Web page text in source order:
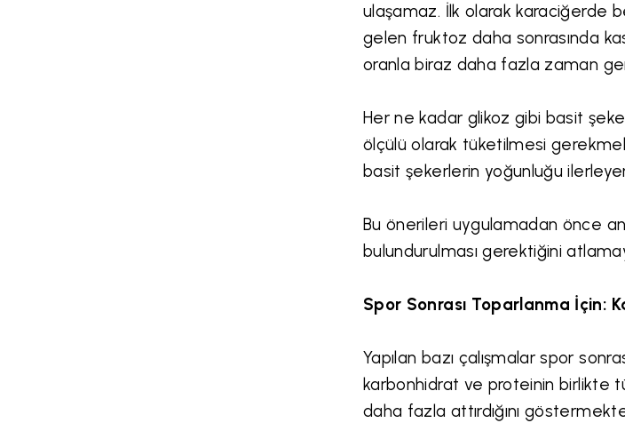
ulaşamaz. İlk olarak karaciğerde
gelen fruktoz daha sonrasında
oranla biraz daha fazla zaman
Her ne kadar glikoz gibi basit
ölçülü olarak tüketilmesi
basit şekerlerin yoğunluğu
Bu önerileri uygulamadan önce
bulundurulması gerektiğini
Spor Sonrası Toparlanma İçin:
Yapılan bazı çalışmalar spor
karbonhidrat ve proteinin birlikte
daha fazla attırdığını